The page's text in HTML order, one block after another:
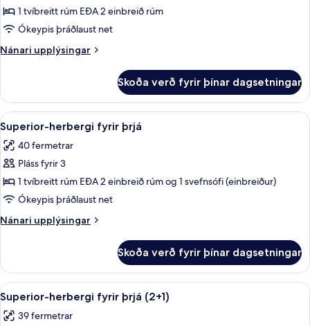
Deluxe-
herbergi
(Superior
2+2)
1 tvíbreitt rúm EÐA 2 einbreið rúm
Ókeypis þráðlaust net
Nánari upplýsingar
Nánari
herbergi
(Superior
2+2)
Skoða verð fyrir þínar dagsetningar
Skoða
allar
myndir
fyrir
Superior-
herbergi
fyrir
þrjá
Rúmföt af bestu gerð, míníbar,
4
Superior-herbergi fyrir þrjá
40 fermetrar
Pláss fyrir 3
1 tvíbreitt rúm EÐA 2 einbreið rúm og 1 svefnsófi (einbreiður)
Ókeypis þráðlaust net
Nánari upplýsingar
Nánari
herbergi
fyrir
þrjá
Skoða verð fyrir þínar dagsetningar
Skoða
allar
myndir
Rúmföt af bestu gerð, míníbar,
4
Superior-herbergi fyrir þrjá (2+1)
39 fermetrar